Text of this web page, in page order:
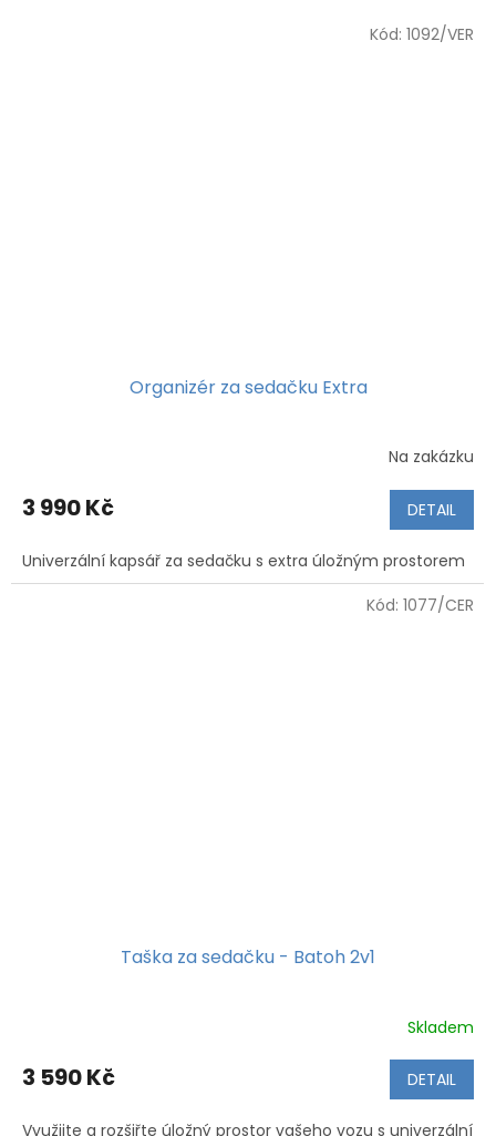
Organizér za sedačku Extra
Na zakázku
3 990 Kč DETAIL
Univerzální kapsář za sedačku s extra úložným prostorem
Kód: 1092/VER
Taška za sedačku - Batoh 2v1
produktu
Skladem
3 590 Kč DETAIL
Využijte a rozšiřte úložný prostor vašeho vozu s univerzální
Kód: 1077/CER